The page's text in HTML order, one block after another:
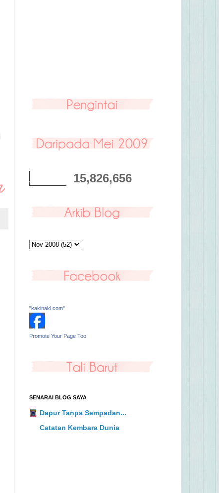
15,826,656
"kakinakl.com"
Promote Your Page Too
SENARAI BLOG SAYA
Dapur Tanpa Sempadan...
Catatan Kembara Dunia